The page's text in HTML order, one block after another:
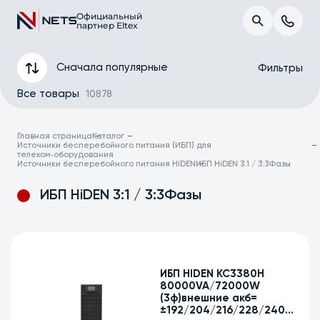
Официальный
партнер Eltex
Главная страница Каталог
Источники бесперебойного питания (ИБП) для
телеком‑оборудования
Источники бесперебойного питания HiDEN ИБП HiDEN 3:1 / 3:3Фазы
ИБП HiDEN 3:1 / 3:3Фазы
Все товары 10878
Сначала популярные Фильтры
Полная мощность, ВА
ИБП HIDEN KC3380H
80000VA/72000W
(3ф)внешние акб=
±192/204/216/228/240В